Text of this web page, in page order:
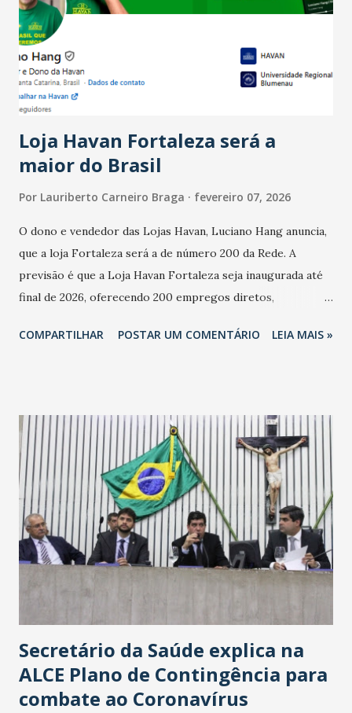
bares e restaurantes operaram com lucro e outros 40%
registraram equilíbrio financeiro. Já o percentual de
estabelecimentos no prejuízo ficou em 19%, pouco abaixo
do observado no mês anterior. Outros 1% não existiam em
novembro. Em relação a outubro, o faturamento também
Loja Havan Fortaleza será a
maior do Brasil
Por Lauriberto Carneiro Braga fevereiro 07, 2026
O dono e vendedor das Lojas Havan, Luciano Hang anuncia,
que a loja Fortaleza será a de número 200 da Rede. A
previsão é que a Loja Havan Fortaleza seja inaugurada até
final de 2026, oferecendo 200 empregos diretos,
Havan Fortaleza ainda não foi anunciada oficialmente, mas
COMPARTILHAR POSTAR UM COMENTÁRIO LEIA MAIS »
Secretário da Saúde explica na
ALCE Plano de Contingência para
combate ao Coronavírus